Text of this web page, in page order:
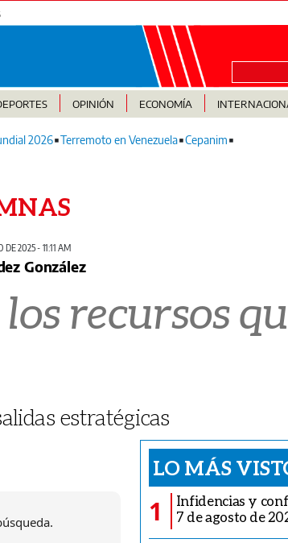
OPINIÓN ECONOMÍA
2026 Terremoto en Venezuela Cepanim
DE 2025 - 11:11 AM
González
recursos
estratégicas
LO MÁS
1
Infidencias y
7 de agosto de